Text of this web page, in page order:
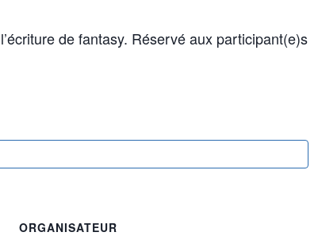
de fantasy. Réservé aux participant(e)s
ORGANISATEUR